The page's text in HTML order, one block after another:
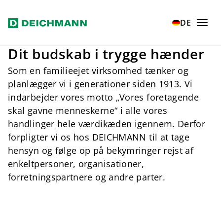
Zum Hauptinhalt springen DE
Home Verantwortung
Dit budskab i trygge hænder
Som en familieejet virksomhed tænker og
planlægger vi i generationer siden 1913. Vi
indarbejder vores motto „Vores foretagende
skal gavne menneskerne“ i alle vores
handlinger hele værdikæden igennem. Derfor
forpligter vi os hos DEICHMANN til at tage
hensyn og følge op på bekymringer rejst af
enkeltpersoner, organisationer,
forretningspartnere og andre parter.